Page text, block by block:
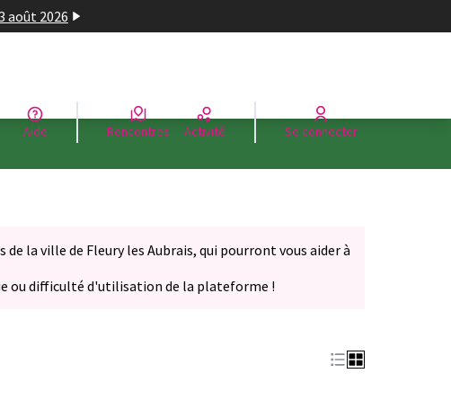
août 2026
Aide Rencontres Activité Se connecter
la ville de Fleury les Aubrais, qui pourront vous aider à
ou difficulté d'utilisation de la plateforme !